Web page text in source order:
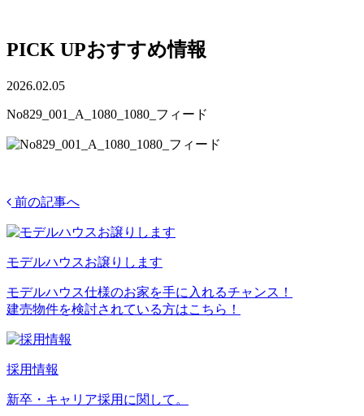
PICK UPおすすめ情報
2026.02.05
No829_001_A_1080_1080_フィード
前の記事へ
モデルハウスお譲りします
モデルハウス仕様のお家を手に入れるチャンス！
建売物件を検討されている方はこちら！
採用情報
新卒・キャリア採用に関して。